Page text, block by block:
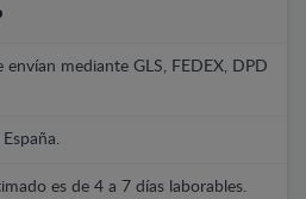
mediante GLS, FEDEX, DPD
es de 4 a 7 días laborables.